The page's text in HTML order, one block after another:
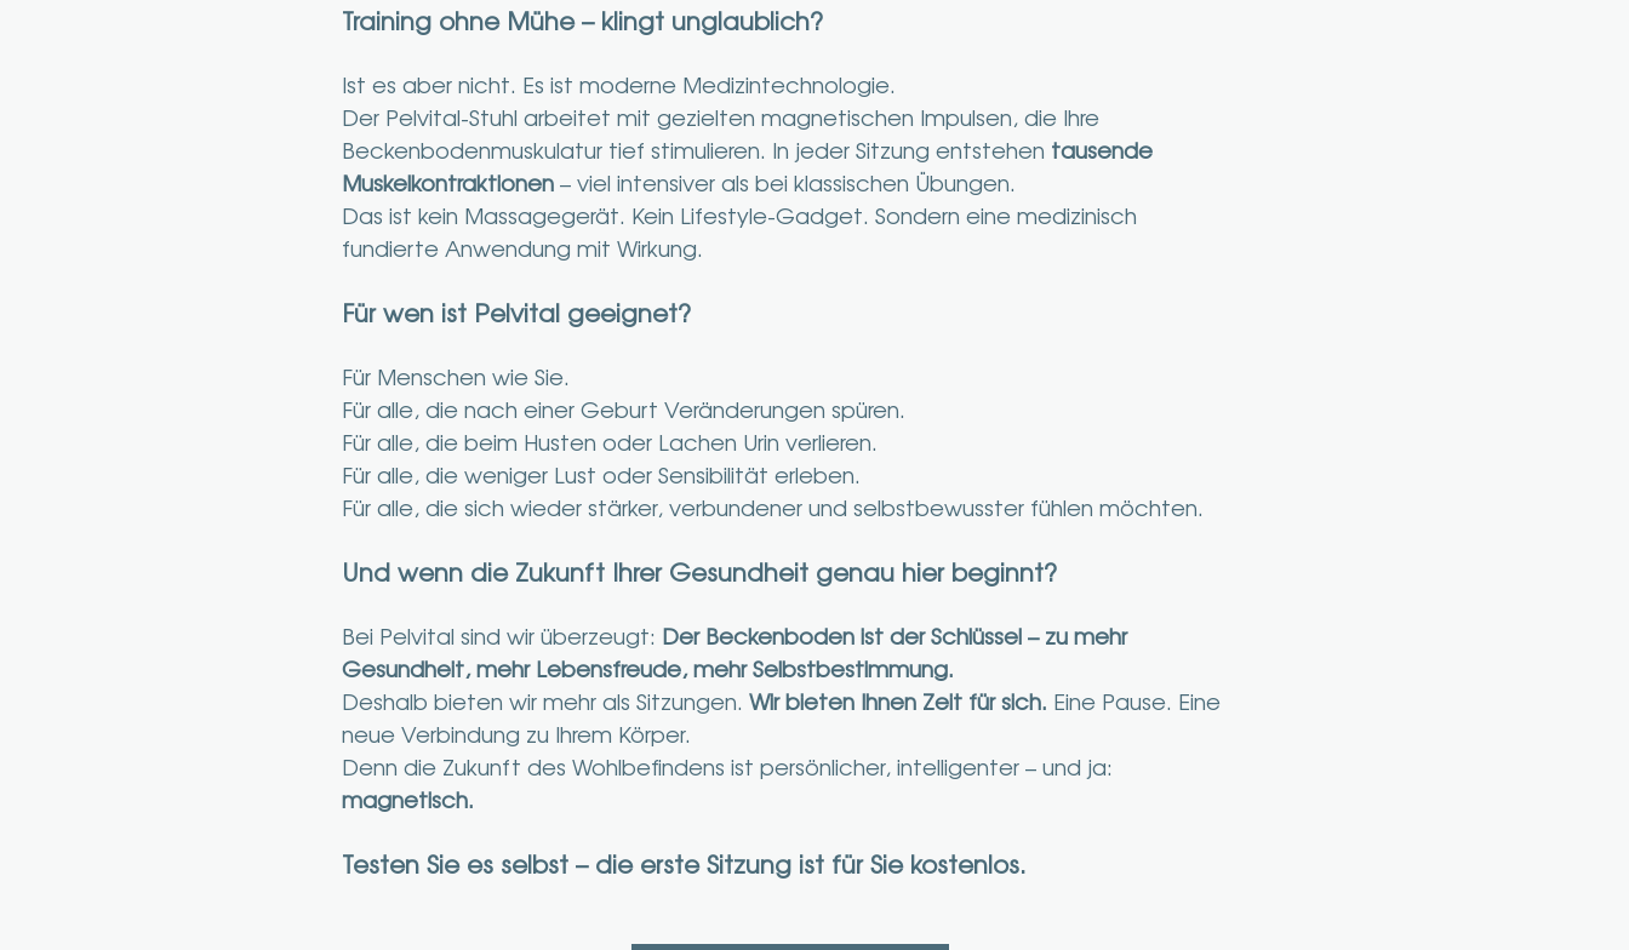
Training ohne Mühe – klingt unglaublich?
Ist es aber nicht. Es ist moderne Medizintechnologie.
Der Pelvital-Stuhl arbeitet mit gezielten magnetischen Impulsen, die Ihre
Beckenbodenmuskulatur tief stimulieren. In jeder Sitzung entstehen tausende
Muskelkontraktionen – viel intensiver als bei klassischen Übungen.
Das ist kein Massagegerät. Kein Lifestyle-Gadget. Sondern eine medizinisch
fundierte Anwendung mit Wirkung.
Für wen ist Pelvital geeignet?
Für Menschen wie Sie.
Für alle, die nach einer Geburt Veränderungen spüren.
Für alle, die beim Husten oder Lachen Urin verlieren.
Für alle, die weniger Lust oder Sensibilität erleben.
Für alle, die sich wieder stärker, verbundener und selbstbewusster fühlen möchten.
Und wenn die Zukunft Ihrer Gesundheit genau hier beginnt?
Bei Pelvital sind wir überzeugt: Der Beckenboden ist der Schlüssel – zu mehr
Gesundheit, mehr Lebensfreude, mehr Selbstbestimmung.
Deshalb bieten wir mehr als Sitzungen. Wir bieten Ihnen Zeit für sich. Eine Pause. Eine
neue Verbindung zu Ihrem Körper.
Denn die Zukunft des Wohlbefindens ist persönlicher, intelligenter – und ja:
magnetisch.
Testen Sie es selbst – die erste Sitzung ist für Sie kostenlos.